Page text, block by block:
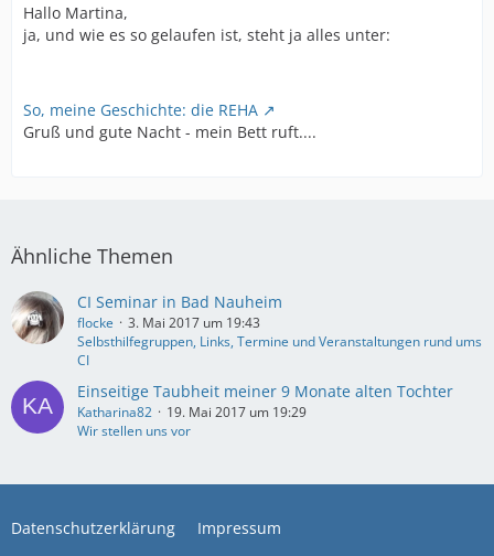
Hallo Martina,
ja, und wie es so gelaufen ist, steht ja alles unter:
So, meine Geschichte: die REHA
Gruß und gute Nacht - mein Bett ruft....
Ähnliche Themen
CI Seminar in Bad Nauheim
flocke
3. Mai 2017 um 19:43
Selbsthilfegruppen, Links, Termine und Veranstaltungen rund ums
CI
Einseitige Taubheit meiner 9 Monate alten Tochter
Katharina82
19. Mai 2017 um 19:29
Wir stellen uns vor
Datenschutzerklärung Impressum